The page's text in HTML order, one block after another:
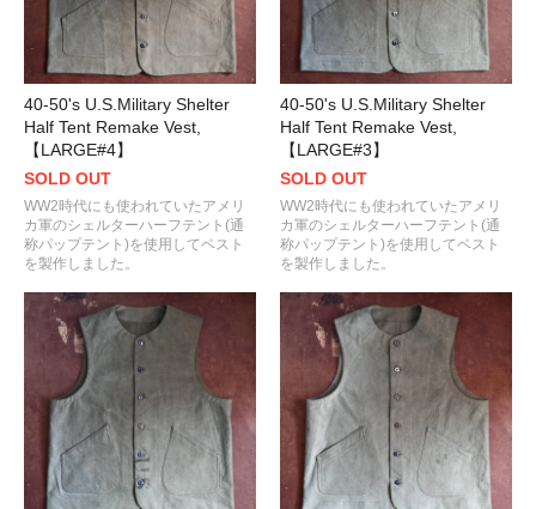
40-50's U.S.Military Shelter
Half Tent Remake Vest,
【LARGE#4】
SOLD OUT
WW2時代にも使われていたアメリ
カ軍のシェルターハーフテント(通
称パップテント)を使用してベスト
を製作しました。
40-50's U.S.Military Shelter
Half Tent Remake Vest,
【LARGE#3】
SOLD OUT
WW2時代にも使われていたアメリ
カ軍のシェルターハーフテント(通
称パップテント)を使用してベスト
を製作しました。